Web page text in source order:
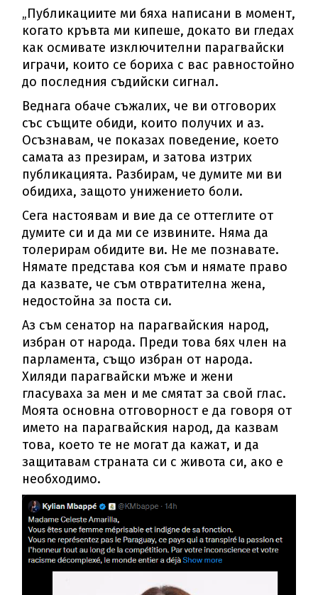
„Публикациите ми бяха написани в момент,
когато кръвта ми кипеше, докато ви гледах
как осмивате изключителни парагвайски
играчи, които се бориха с вас равностойно
до последния съдийски сигнал.
Веднага обаче съжалих, че ви отговорих
със същите обиди, които получих и аз.
Осъзнавам, че показах поведение, което
самата аз презирам, и затова изтрих
публикацията. Разбирам, че думите ми ви
обидиха, защото унижението боли.
Сега настоявам и вие да се оттеглите от
думите си и да ми се извините. Няма да
толерирам обидите ви. Не ме познавате.
Нямате представа коя съм и нямате право
да казвате, че съм отвратителна жена,
недостойна за поста си.
Аз съм сенатор на парагвайския народ,
избран от народа. Преди това бях член на
парламента, също избран от народа.
Хиляди парагвайски мъже и жени
гласуваха за мен и ме смятат за свой глас.
Моята основна отговорност е да говоря от
името на парагвайския народ, да казвам
това, което те не могат да кажат, и да
защитавам страната си с живота си, ако е
необходимо.